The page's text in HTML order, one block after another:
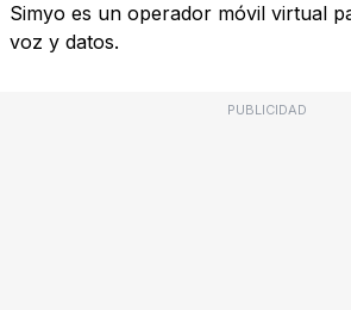
Simyo es un operador móvil virtual
voz y datos.
PUBLICIDAD